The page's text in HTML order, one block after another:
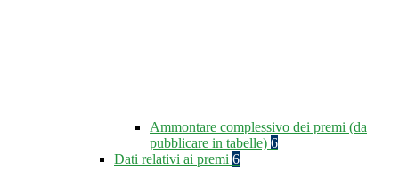
Ammontare complessivo dei premi (da
pubblicare in tabelle) 6
Dati relativi ai premi 6